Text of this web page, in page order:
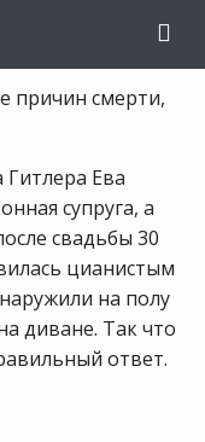
причин смерти,
Ева
супруга, а
свадьбы 30
цианистым
на полу
диване. Так что
ответ.